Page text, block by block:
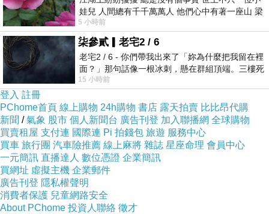
娃兒 人間總有千千萬萬人 他們心中有著一座山 梁
山佛山泰華衡恆嵩 一山之高
5 小時前
柒參貳▎老宅2 / 6
老宅2 / 6 - 你們帶我出來了「妳為什麼把我留在裡
面？」那句話像一根冰刺，懸在群組頂端。三樓死
死盯著照片裡的人。那個人確實站在
15 小時前
登入 註冊
PChome首頁 線上購物 24h購物 書店 露天拍賣 比比昂代購
新聞 /氣象 股市 個人新聞台 廣告刊登 加入聯播網 全球購物
買賣租屋 支付連 國際連 Pi 拍錢包 旅遊 服務中心
買車 旅行團 汽車險推薦 線上麻將 雜誌 星座命理 會員中心
一元簡訊 直播達人 數位憑證 企業簡訊
買網址 虛擬主機 企業郵件
廣告刊登 隱私權聲明
消費者保護 兒童網路安全
About PChome 投資人聯絡 徵才